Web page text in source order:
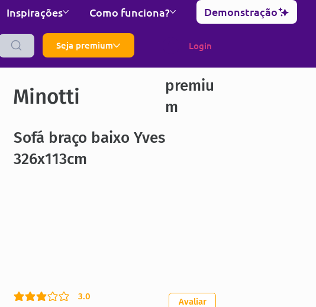
Inspirações Como funciona? Demonstração
Seja premium Login
Minotti
premiu
m
Sofá braço baixo Yves
326x113cm
3.0
classificação média é 3 de 5
Avaliar